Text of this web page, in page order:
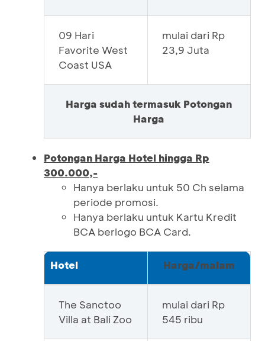
09 Hari
Favorite West
Coast USA
mulai dari Rp
23,9 Juta
Harga sudah termasuk Potongan
Harga
Potongan Harga Hotel hingga Rp
300.000,-
Hanya berlaku untuk 50 Ch selama
periode promosi.
Hanya berlaku untuk Kartu Kredit
BCA berlogo BCA Card.
Hotel Harga/malam
The Sanctoo
Villa at Bali Zoo
mulai dari Rp
545 ribu